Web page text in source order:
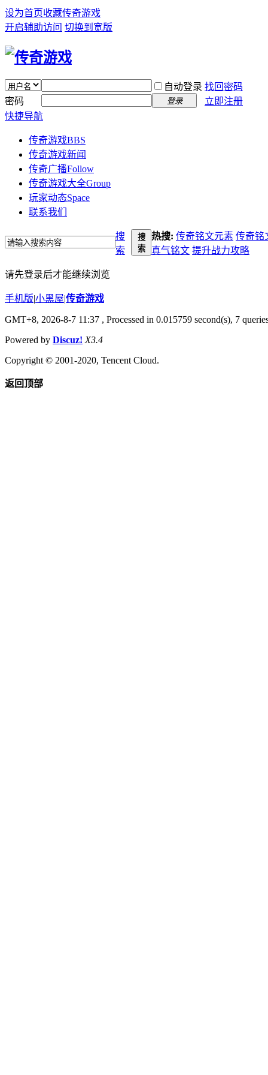
设为首页收藏传奇游戏
开启辅助访问 切换到宽版
自动登录 找回密码
密码
登录
立即注册
快捷导航
传奇游戏BBS
传奇游戏新闻
传奇广播Follow
传奇游戏大全Group
玩家动态Space
联系我们
搜
索
搜
索
热搜: 传奇铭文元素 传奇铭
真气铭文 提升战力攻略
请先登录后才能继续浏览
手机版|小黑屋|传奇游戏
GMT+8, 2026-8-7 11:37 , Processed in 0.015759 second(s), 7
Powered by Discuz! X3.4
Copyright © 2001-2020, Tencent Cloud.
返回顶部